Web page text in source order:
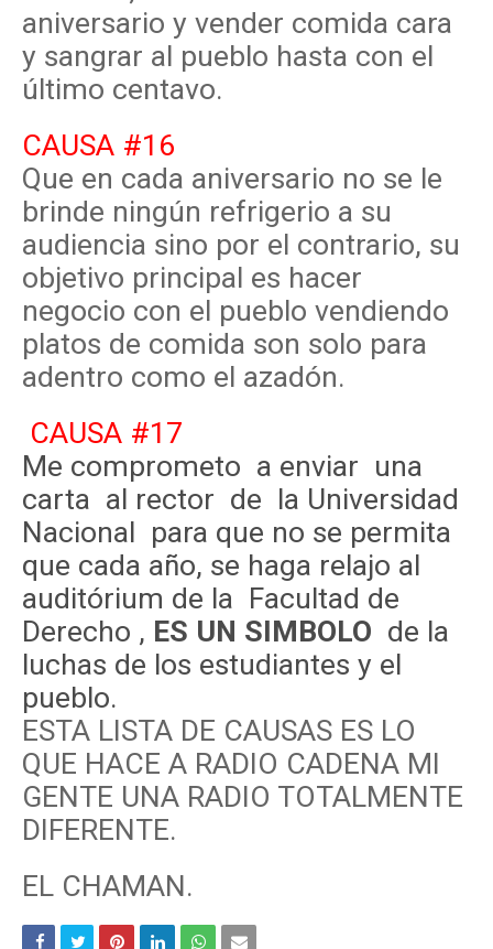
aniversario y vender comida cara
y sangrar al pueblo hasta con el
último centavo.
CAUSA #16
Que en cada aniversario no se le
brinde ningún refrigerio a su
audiencia sino por el contrario, su
objetivo principal es hacer
negocio con el pueblo vendiendo
platos de comida son solo para
adentro como el azadón.
CAUSA #17
Me comprometo a enviar una
carta al rector de la Universidad
Nacional para que no se permita
que cada año, se haga relajo al
auditórium de la Facultad de
Derecho , ES UN SIMBOLO de la
luchas de los estudiantes y el
pueblo.
ESTA LISTA DE CAUSAS ES LO
QUE HACE A RADIO CADENA MI
GENTE UNA RADIO TOTALMENTE
DIFERENTE.
EL CHAMAN.